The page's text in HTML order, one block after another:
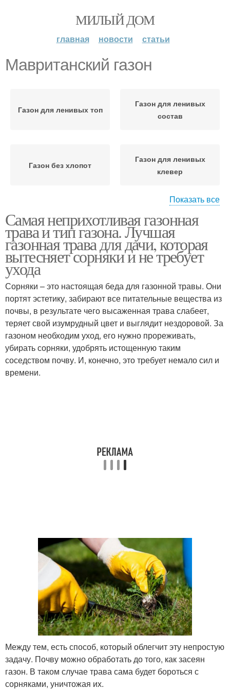
МИЛЫЙ ДОМ
главная новости статьи
Мавританский газон
Газон для ленивых топ
Газон для ленивых
состав
Газон без хлопот
Газон для ленивых
клевер
Газон из красного Карликовый газон
мавританского газона
Показать все
Самая неприхотливая газонная
трава и тип газона. Лучшая
газонная трава для дачи, которая
вытесняет сорняки и не требует
ухода
Сорняки – это настоящая беда для газонной травы. Они
портят эстетику, забирают все питательные вещества из
почвы, в результате чего высаженная трава слабеет,
теряет свой изумрудный цвет и выглядит нездоровой. За
газоном необходим уход, его нужно прореживать,
убирать сорняки, удобрять истощенную таким
соседством почву. И, конечно, это требует немало сил и
времени.
Между тем, есть способ, который облегчит эту непростую
задачу. Почву можно обработать до того, как засеян
газон. В таком случае трава сама будет бороться с
сорняками, уничтожая их.